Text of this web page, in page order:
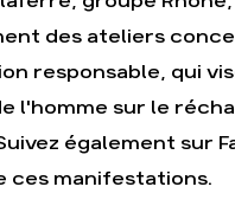
les Amis de la
le terrain
Nos
Climat
des ateliers
responsable, qui
l'homme sur le
également sur
ces manifestations.